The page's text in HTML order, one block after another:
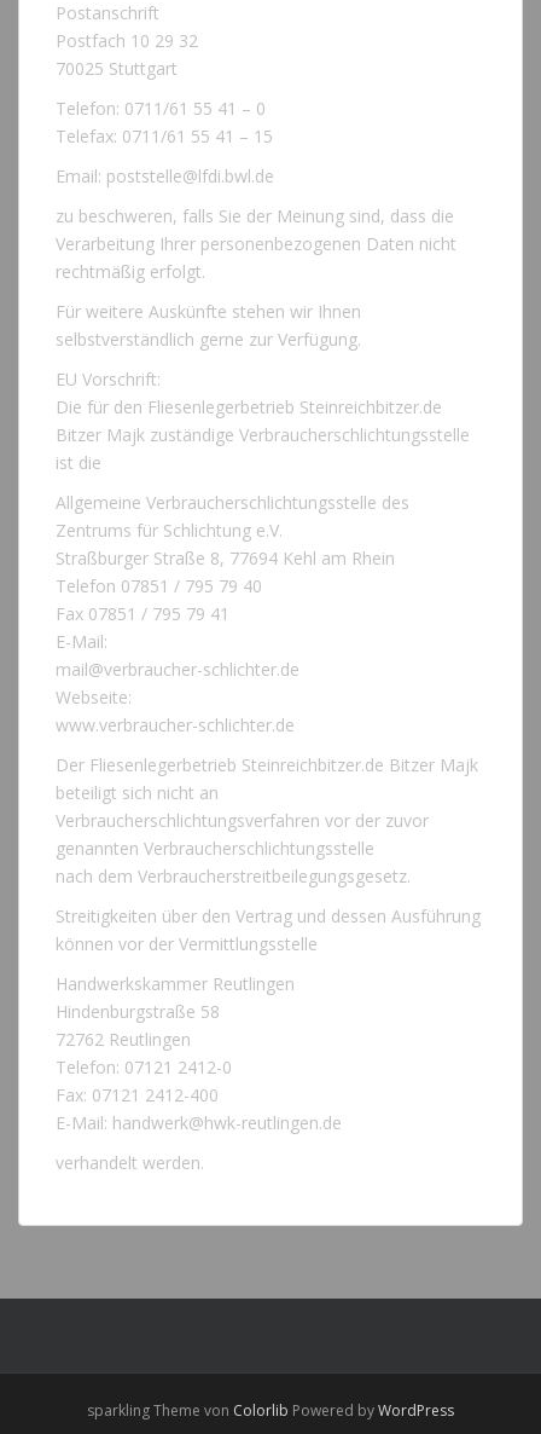
Postanschrift
Postfach 10 29 32
70025 Stuttgart
Telefon: 0711/61 55 41 – 0
Telefax: 0711/61 55 41 – 15
Email: poststelle@lfdi.bwl.de
zu beschweren, falls Sie der Meinung sind, dass die
Verarbeitung Ihrer personenbezogenen Daten nicht
rechtmäßig erfolgt.
Für weitere Auskünfte stehen wir Ihnen
selbstverständlich gerne zur Verfügung.
EU Vorschrift:
Die für den Fliesenlegerbetrieb Steinreichbitzer.de
Bitzer Majk zuständige Verbraucherschlichtungsstelle
ist die
Allgemeine Verbraucherschlichtungsstelle des
Zentrums für Schlichtung e.V.
Straßburger Straße 8, 77694 Kehl am Rhein
Telefon 07851 / 795 79 40
Fax 07851 / 795 79 41
E-Mail:
mail@verbraucher-schlichter.de
Webseite:
www.verbraucher-schlichter.de
Der Fliesenlegerbetrieb Steinreichbitzer.de Bitzer Majk
beteiligt sich nicht an
Verbraucherschlichtungsverfahren vor der zuvor
genannten Verbraucherschlichtungsstelle
nach dem Verbraucherstreitbeilegungsgesetz.
Streitigkeiten über den Vertrag und dessen Ausführung
können vor der Vermittlungsstelle
Handwerkskammer Reutlingen
Hindenburgstraße 58
72762 Reutlingen
Telefon: 07121 2412-0
Fax: 07121 2412-400
E-Mail: handwerk@hwk-reutlingen.de
verhandelt werden.
sparkling Theme von Colorlib Powered byWordPress